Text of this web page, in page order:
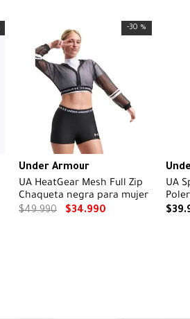
-30 %
Under Armour
UA HeatGear Mesh Full Zip
Chaqueta negra para mujer
$49.990 $34.990
UA
$39.